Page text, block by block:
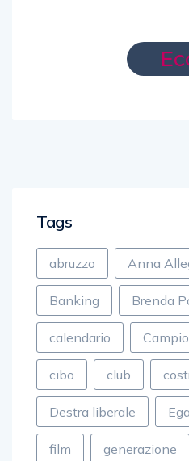
Tags
abruzzo Anna
Banking Brenda
calendario
cibo club
Destra liberale
film generazione